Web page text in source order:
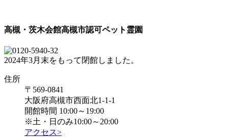
高槻・茨木会館高槻市認可ペット霊園
2024年3月末をもって閉館しました。
住所
〒569-0841
大阪府高槻市西面北1-1-1
開館時間 10:00～19:00
※土・日のみ10:00～20:00
アクセス>